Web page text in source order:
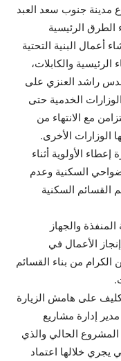
مدينة جنوب سعد العبد
الطرق الرئيسية
أعمال البنية التحتية
والكابلات،
راشد العنزي على
الخدمية حتى
مع الانتهاء من
الوزارات الأخرى.
الأولوية أثناء
السكنية وعدم
القسائم السكنية
والجهاز
الأعمال في
الكرام من بناء القسائم
على هامش الزيارة
إدارة مشاريع
المشروع الحالي والذي
يجري خلالها اعتماد